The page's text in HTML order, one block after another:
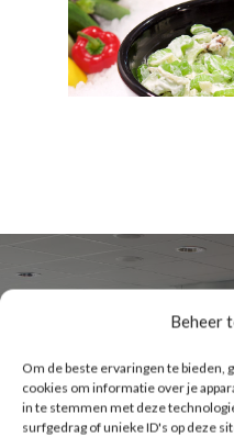
Beheer
Om de beste ervaringen te bieden,
cookies om informatie over je
in te stemmen met deze
surfgedrag of unieke ID's op deze